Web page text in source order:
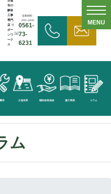
市の
解体
工事
専門
店 リ
ボー
ンワ
ーク
ス
営業時間：
9:00~18:00
0561-
73-
6231
用 土地活用 補助金/助成金 施工実例 コラム
MENU
ム
無
料
見
積
頼